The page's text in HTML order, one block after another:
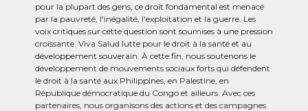
pour la plupart des gens, ce droit fondamental est menacé
par la pauvreté, l'inégalité, l'exploitation et la guerre. Les
voix critiques sur cette question sont soumises à une pression
croissante. Viva Salud lutte pour le droit à la santé et au
développement souverain. À cette fin, nous soutenons le
développement de mouvements sociaux forts qui défendent
le droit à la santé aux Philippines, en Palestine, en
République démocratique du Congo et ailleurs. Avec ces
partenaires, nous organisons des actions et des campagnes